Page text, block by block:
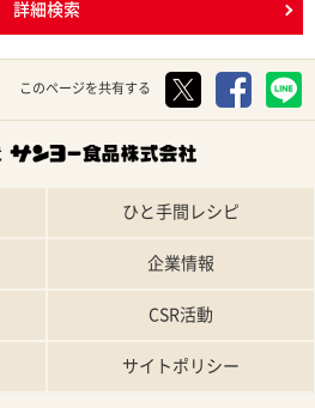
詳細検索
このページを共有する
ひと手間レシピ
企業情報
CSR活動
サイトポリシー